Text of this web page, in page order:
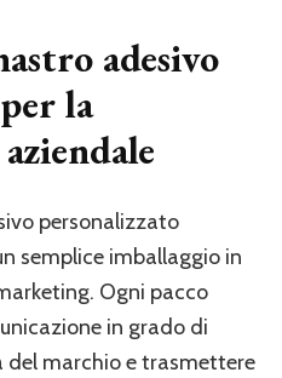
adesivo
la
personalizzato
semplice imballaggio in
Ogni pacco
in grado di
del marchio e trasmettere